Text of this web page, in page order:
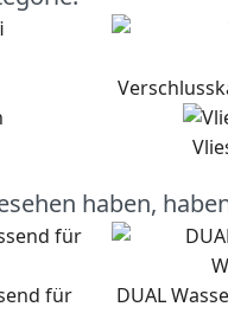
haben,
für
DUAL